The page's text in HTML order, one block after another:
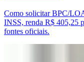
Como solicitar BPC/
INSS, renda R$ 405,25
fontes oficiais.